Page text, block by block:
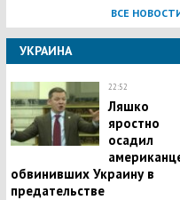
ВСЕ
УКРАИНА
22:52
Ляшко
яростно
осадил
обвинивших Украину в
предательстве